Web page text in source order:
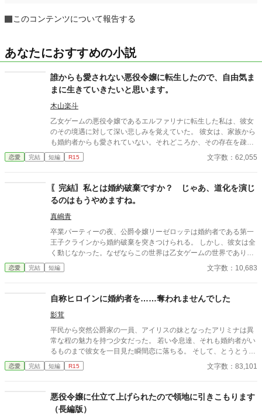
このコンテンツについて報告する
あなたにおすすめの小説
誰からも愛されない悪役令嬢に転生したので、自由気ま
まに生きていきたいと思います。
木山楽斗
乙女ゲームの悪役令嬢であるエルファリナに転生した私は、彼女
のその境遇に対して深い悲しみを覚えていた。 彼女は、家族から
も婚約者からも愛されていない。それどころか、その存在を疎ま
れているのだ。 こんな環境なら歪んでも仕方ない。そう思う程
に、彼女の境遇は悲惨だったのである。 だが、彼女のように歪ん
だ。 そのため、私は心を強く持つしかなかった。悲惨な結末を迎
えないためにも、どんなに不当な扱いをされても、耐え抜くしか
なかったのである。 そんな私に、解放される日がやって来た。 そ
れは、ゲームの始まりである魔法学園入学の日だ。 全寮制の学園
には、歪な家族は存在しない。 私は、自由を得たのである。 その
自由を謳歌しながら、私は思っていた。 悲惨な境遇から必ず抜け
出し、自由気ままに生きるのだと。
恋愛 完結 短編 R15 文字数：62,055
〖完結〗私とは婚約破棄ですか？ じゃあ、道化を演じ
るのはもうやめますね。
真嶋青
卒業パーティーの夜、公爵令嬢リーゼロッテは婚約者である第一
王子クラインから婚約破棄を突きつけられる。 しかし、彼女は全
く動じなかった。なぜならこの世界は乙女ゲームの世界であり、
今日この「断罪イベント」が起こることを前世の記憶から知って
いたからだ。 「私とは婚約破棄ですか？ 承知いたしました。―
拠と証人を次々と提示し、王子の言いがかりを公衆の面前で華麗
す。
恋愛 完結 短編 文字数：10,683
自称ヒロインに婚約者を……奪われませんでした
影茸
平民から突然公爵家の一員、アイリスの妹となったアリミナは異
常な程の魅力を持つ少女だった。 若い令息達、それも婚約者がい
るものまで彼女を一目見た瞬間恋に落ちる。 そして、とうとう恐
ろしい事態が起こってしまう。 ……アリミナがアイリスの婚約者
である第2王子に目をつけたのだ。
恋愛 完結 短編 R15 文字数：83,101
悪役令嬢に仕立て上げられたので領地に引きこもります
（長編版）